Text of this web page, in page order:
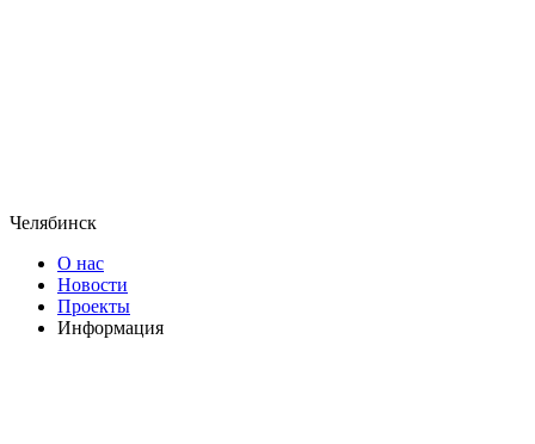
Челябинск
О нас
Новости
Проекты
Информация